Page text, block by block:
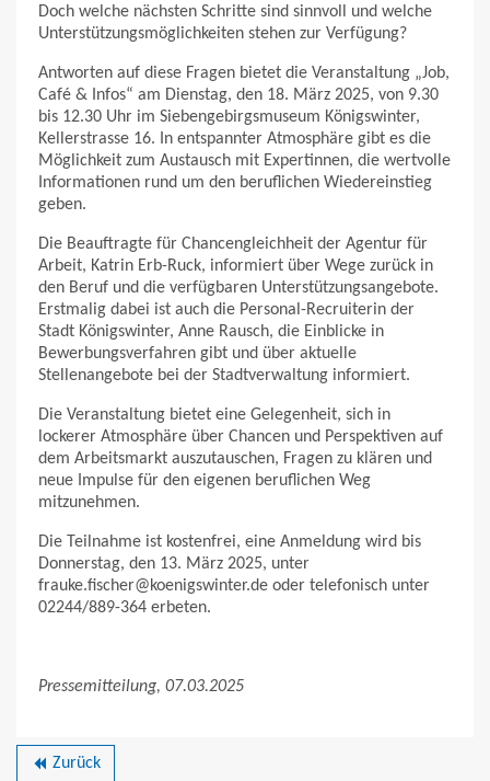
Doch welche nächsten Schritte sind sinnvoll und welche
Unterstützungsmöglichkeiten stehen zur Verfügung?
Antworten auf diese Fragen bietet die Veranstaltung „Job,
Café & Infos“ am Dienstag, den 18. März 2025, von 9.30
bis 12.30 Uhr im Siebengebirgsmuseum Königswinter,
Kellerstrasse 16. In entspannter Atmosphäre gibt es die
Möglichkeit zum Austausch mit Expertinnen, die wertvolle
Informationen rund um den beruflichen Wiedereinstieg
geben.
Die Beauftragte für Chancengleichheit der Agentur für
Arbeit, Katrin Erb-Ruck, informiert über Wege zurück in
den Beruf und die verfügbaren Unterstützungsangebote.
Erstmalig dabei ist auch die Personal-Recruiterin der
Stadt Königswinter, Anne Rausch, die Einblicke in
Bewerbungsverfahren gibt und über aktuelle
Stellenangebote bei der Stadtverwaltung informiert.
Die Veranstaltung bietet eine Gelegenheit, sich in
lockerer Atmosphäre über Chancen und Perspektiven auf
dem Arbeitsmarkt auszutauschen, Fragen zu klären und
neue Impulse für den eigenen beruflichen Weg
mitzunehmen.
Die Teilnahme ist kostenfrei, eine Anmeldung wird bis
Donnerstag, den 13. März 2025, unter
frauke.fischer@koenigswinter.de oder telefonisch unter
02244/889-364 erbeten.
Pressemitteilung, 07.03.2025
backward Zurück